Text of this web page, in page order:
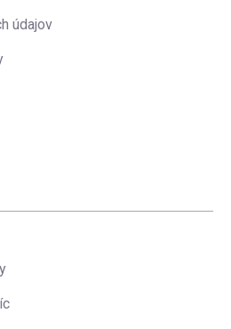
údajov